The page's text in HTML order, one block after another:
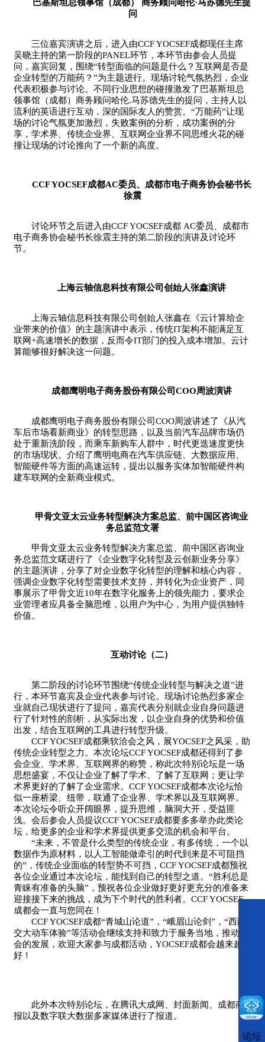
巴基斯坦总领事馆（成都） 商务顾问哈伦·马苏德先生提
问
三位嘉宾演讲之后，进入由CCF YOCSEF成都现任主席
吴晓主持的第一阶段的PANEL环节，本环节由参会人员提
问，嘉宾回复，围绕“转型面临的问题是什么？互联网是否是
企业转型的万能药？”为主题进行。现场讨轮气氛热烈，企业
代表积极参与讨论。不同行业思想的碰撞激发了巴基斯坦总
领事馆（成都）商务顾问哈伦.马苏德先生的提问，主持人以
流利的英语进行互动，深的国际友人的赞赏。“万能药”让现
场的讨论气氛更加激烈，失败案例的分析，成功案例的分
享，学术界、传统企业界、互联网企业界不同思维火花的碰
撞让现场的讨论推向了一个新的高度。
CCF YOCSEF成都AC委员、成都市电子商务协会秘书长
徐震
讨论环节之后进入由CCF YOCSEF成都 AC委员、成都市
电子商务协会秘书长徐震主持的第二阶段的演讲及讨论环
节。
上海云轴信息科技有限公司创始人张鑫演讲
上海云轴信息科技有限公司创始人张鑫在《云计算给企
业带来的价值》的主题演讲中表示，传统IT架构不能满足互
联网+高速增长的数据，反而令IT部门的投入成本增加。云计
算能够很好解决这一问题。
成都鹰明电子商务股份有限公司COO周波演讲
成都鹰明电子商务股份有限公司COO周波讲述了《从汽
车后市场看新商业》的转型思路，以及当前汽车品牌市场仍
处于重新洗阶段，而乘车新购车人群中，时代更迭速度更快
的市场现状。介绍了鹰明电商在汽车供应链、大数据应用、
智能硬件等方面的高速运转，提出以服务实体加智能硬件构
建车联网的全新商业模式。
甲骨文亚太云业务转型解决方案总监、前中国区咨询业
务总监范文署
甲骨文亚太云业务转型解决方案总监、前中国区咨询业
务总监范文曙进行了《企业数字化转型及云创新业务分享》
的主题演讲，分享了对企业数字化转型的理解和核心内容，
强调企业数字化转型需要技术支持，并转化为企业资产，同
事展示了甲骨文近10年在数字化服务上的领先能力，要求企
业管理者应具备全脑思维，以用户为中心，为用户提供独特
价值。
互动讨论（二）
第二阶段的讨论环节围绕“传统企业转型与解决之道”进
行，本环节嘉宾及企业代表参与讨论。现场讨论热烈多家企
业就自己现状进行了提问，嘉宾代表分别就企业自身问题进
行了针对性的剖析，从实际出发，以企业自身的优势和价值
出发，结合互联网的工具进行转型升级。
CCF YOCSEF成都乘软洽会之风，展YOCSEF之风采，助
传统企业转型之力。本次论坛CCF YOCSEF成都还得到了参
会企业、学术界、互联网界的称赞，称此次特别论坛是一场
思想盛宴，不仅让企业了解了学术、了解了互联网；更让学
术界更好的了解了企业需求。CCF YOCSEF成都本次论坛恰
似一座桥梁、纽带，联通了企业界、学术界以及互联网界。
本次论坛令听众开阔眼界，提升思维，脑洞大开，受益匪
浅。会后参会人员提议CCF YOCSEF成都要多多举办此类论
坛，给更多的企业和学术界提供更多交流的机会和平台。
“未来，不管是什么类型的传统企业，有多传统，一个以
数据作为原材料，以人工智能做牵引的时代到来是不可阻挡
的”，传统企业面临的转型势不可挡，CCF YOCSEF成都预祝
各位企业通过本次论坛，能找到自己的转型之道。“胜利总是
青睐有准备的头脑”，预祝各位企业做好更好更充分的准备来
迎接接下来的挑战，成为下个时代的胜利者。CCF YOCSEF
成都会一直与您同在！
CCF YOCSEF成都“青城山论道”，“峨眉山论剑”，“西南
交大动车体验”等活动会继续支持和致力于服务当地，推动社
会的发展，欢迎大家参与成都活动，YOCSEF成都会越来越
好！
此外本次特别论坛，在腾讯大成网、封面新闻、成都商
报以及数字联大数据多家媒体进行了报道。
论坛